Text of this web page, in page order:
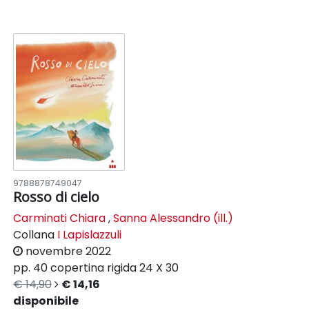
9788878749047
Rosso di cielo
Carminati Chiara,Sanna Alessandro (ill.)
Collana I Lapislazzuli
novembre 2022
pp. 40copertina rigida24 X 30
€ 14,90
€ 14,16
disponibile